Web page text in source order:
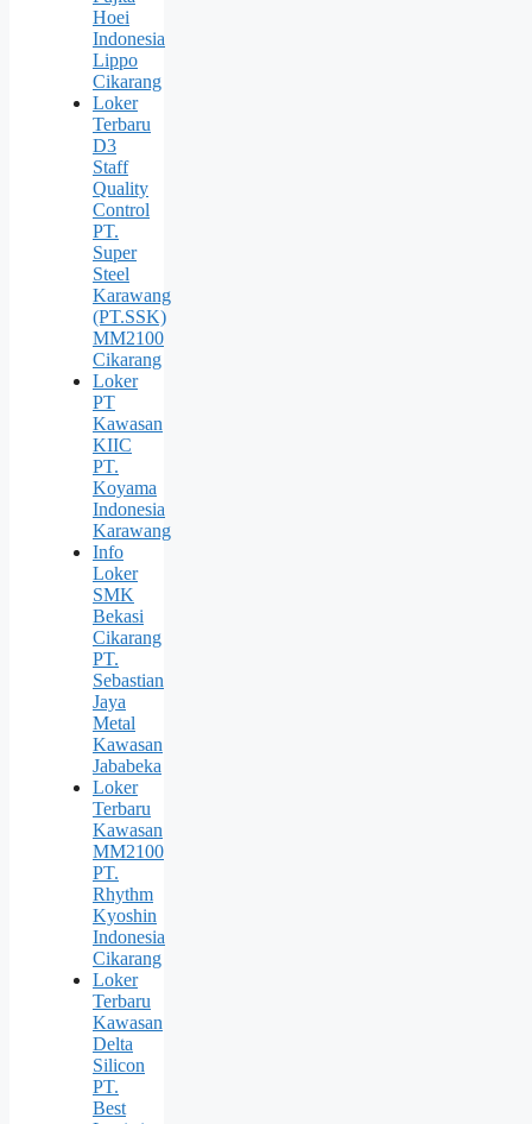
Hoei
Indonesia
Lippo
Cikarang
Loker
Terbaru
D3
Staff
Quality
Control
PT.
Super
Steel
Karawang
(PT.SSK)
MM2100
Cikarang
Loker
PT
Kawasan
KIIC
PT.
Koyama
Indonesia
Karawang
Info
Loker
SMK
Bekasi
Cikarang
PT.
Sebastian
Jaya
Metal
Kawasan
Jababeka
Loker
Terbaru
Kawasan
MM2100
PT.
Rhythm
Kyoshin
Indonesia
Cikarang
Loker
Terbaru
Kawasan
Delta
Silicon
PT.
Best